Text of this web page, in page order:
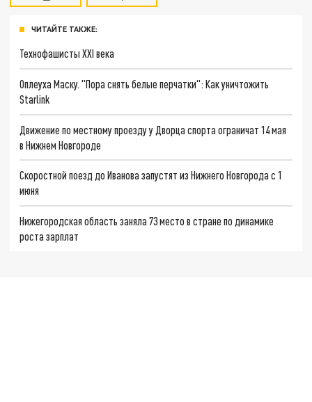
ЧИТАЙТЕ ТАКЖЕ:
Технофашисты XXI века
Оплеуха Маску. "Пора снять белые перчатки": Как уничтожить
Starlink
Движение по местному проезду у Дворца спорта ограничат 14 мая
в Нижнем Новгороде
Скоростной поезд до Иванова запустят из Нижнего Новгорода с 1
июня
Нижегородская область заняла 73 место в стране по динамике
роста зарплат